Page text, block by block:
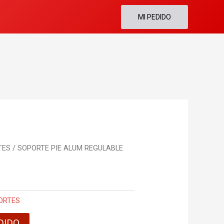
MI PEDIDO
/ SOPORTE PIE ALUM REGULABLE